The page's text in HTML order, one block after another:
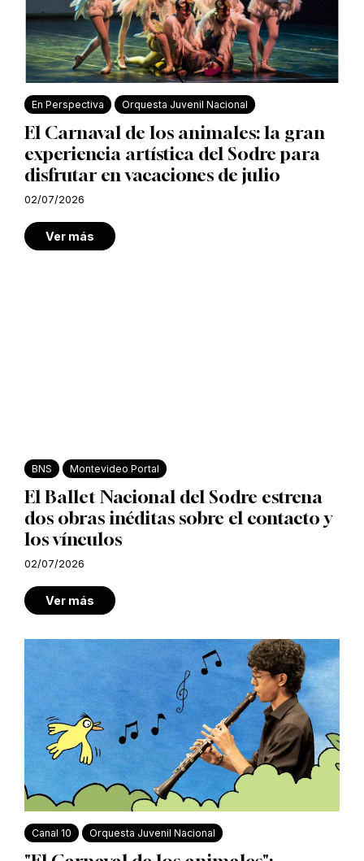
En Perspectiva Orquesta Juvenil Nacional
El Carnaval de los animales: la gran
experiencia artística del Sodre para
disfrutar en vacaciones de julio
02/07/2026
Ver más
BNS Montevideo Portal
El Ballet Nacional del Sodre estrena
dos obras inéditas sobre el contacto y
los vínculos
02/07/2026
Ver más
Canal 10 Orquesta Juvenil Nacional